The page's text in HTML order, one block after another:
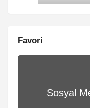
Favori
Sosyal